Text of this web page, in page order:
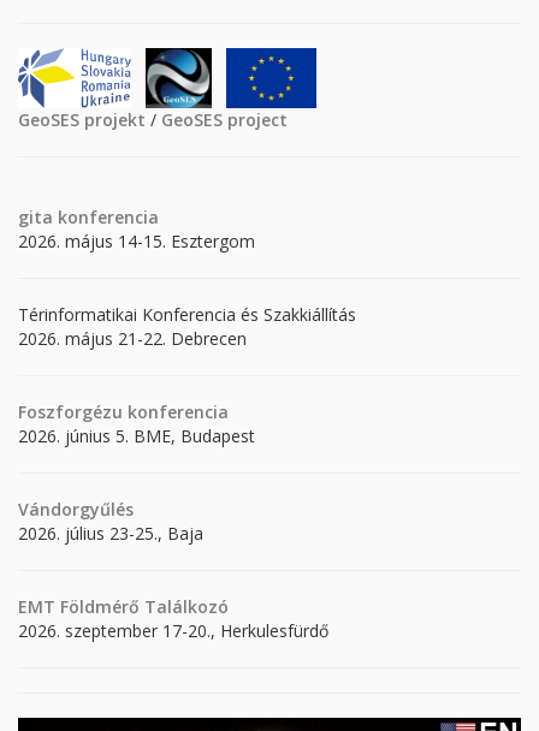
GeoSES projekt / GeoSES project
gita konferencia
2026. május 14-15. Esztergom
Térinformatikai Konferencia és Szakkiállítás
2026. május 21-22. Debrecen
Foszforgézu konferencia
2026. június 5. BME, Budapest
Vándorgyűlés
2026. július 23-25., Baja
EMT Földmérő Találkozó
2026. szeptember 17-20., Herkulesfürdő